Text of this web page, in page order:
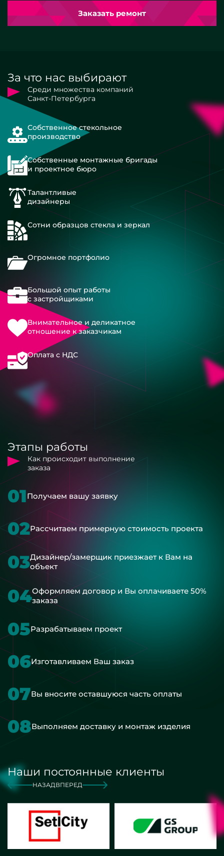
Заказать ремонт
За что нас выбирают
Среди множества компаний
Санкт-Петербурга
Собственное стекольное
производство
Собственные монтажные бригады
и проектное бюро
Талантливые
дизайнеры
Сотни образцов стекла и зеркал
Огромное портфолио
Большой опыт работы
с застройщиками
Внимательное и деликатное
отношение к заказчикам
Оплата с НДС
Этапы работы
Как происходит выполнение
заказа
01Получаем вашу заявку
02Рассчитаем примерную стоимость проекта
03Дизайнер/замерщик приезжает к Вам на
объект
04Оформляем договор и Вы оплачиваете 50%
заказа
05Разрабатываем проект
06Изготавливаем Ваш заказ
07Вы вносите оставшуюся часть оплаты
08Выполняем доставку и монтаж изделия
Наши постоянные клиенты
НАЗАДВПЕРЕД